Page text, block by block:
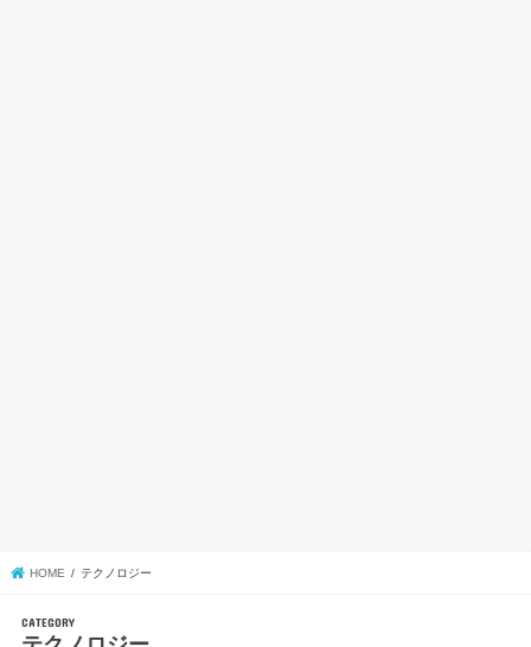
HOME テクノロジー